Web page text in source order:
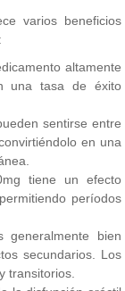
varios beneficios
altamente
una tasa de éxito
sentirse entre
en una
tiene un efecto
períodos
generalmente bien
secundarios. Los
transitorios.